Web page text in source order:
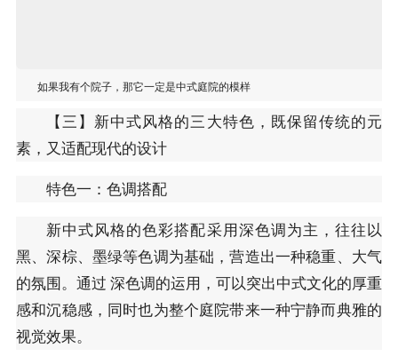
如果我有个院子，那它一定是中式庭院的模样
【三】新中式风格的三大特色，既保留传统的元
素，又适配现代的设计
特色一：色调搭配
新中式风格的色彩搭配采用深色调为主，往往以
黑、深棕、墨绿等色调为基础，营造出一种稳重、大气
的氛围。通过 深色调的运用，可以突出中式文化的厚重
感和沉稳感，同时也为整个庭院带来一种宁静而典雅的
视觉效果。